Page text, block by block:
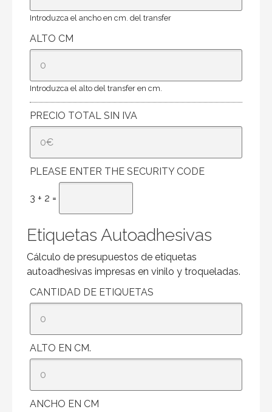
Introduzca el ancho en cm. del transfer
ALTO CM
Introduzca el alto del transfer en cm.
PRECIO TOTAL SIN IVA
PLEASE ENTER THE SECURITY CODE
3 + 2 =
Etiquetas Autoadhesivas
Cálculo de presupuestos de etiquetas
autoadhesivas impresas en vinilo y troqueladas.
CANTIDAD DE ETIQUETAS
ALTO EN CM.
ANCHO EN CM